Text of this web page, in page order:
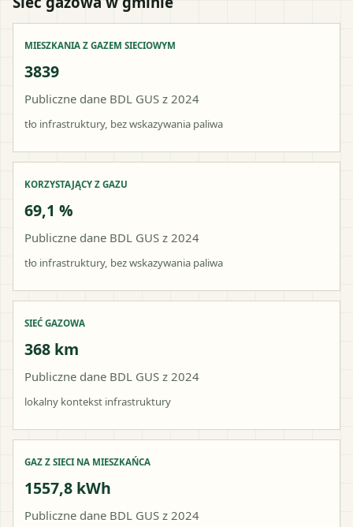
MIESZKANIA Z GAZEM SIECIOWYM
3839
Publiczne dane BDL GUS z 2024
tło infrastruktury, bez wskazywania paliwa
KORZYSTAJĄCY Z GAZU
69,1 %
Publiczne dane BDL GUS z 2024
tło infrastruktury, bez wskazywania paliwa
SIEĆ GAZOWA
368 km
Publiczne dane BDL GUS z 2024
lokalny kontekst infrastruktury
GAZ Z SIECI NA MIESZKAŃCA
1557,8 kWh
Publiczne dane BDL GUS z 2024